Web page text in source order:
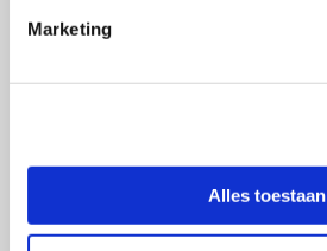
Marketing
Alles toestaan
Ziektebeelden
EGPA
RCA
Overige Vasculitiden